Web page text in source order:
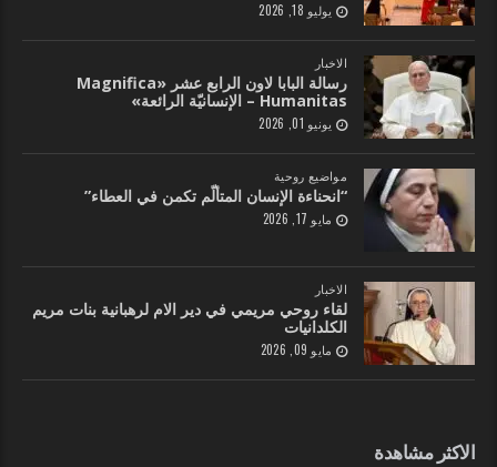
يوليو 18, 2026
الاخبار
رسالة البابا لاون الرابع عشر «Magnifica
Humanitas – الإنسانيّة الرائعة»
يونيو 01, 2026
مواضيع روحية
“انحناءة الإنسان المتألّم تكمن في العطاء”
مايو 17, 2026
الاخبار
لقاء روحي مريمي في دير الام لرهبانية بنات مريم
الكلدانيات
مايو 09, 2026
الاكثر مشاهدة